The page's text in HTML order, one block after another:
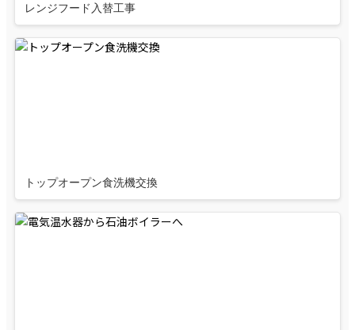
レンジフード入替工事
トップオープン食洗機交換